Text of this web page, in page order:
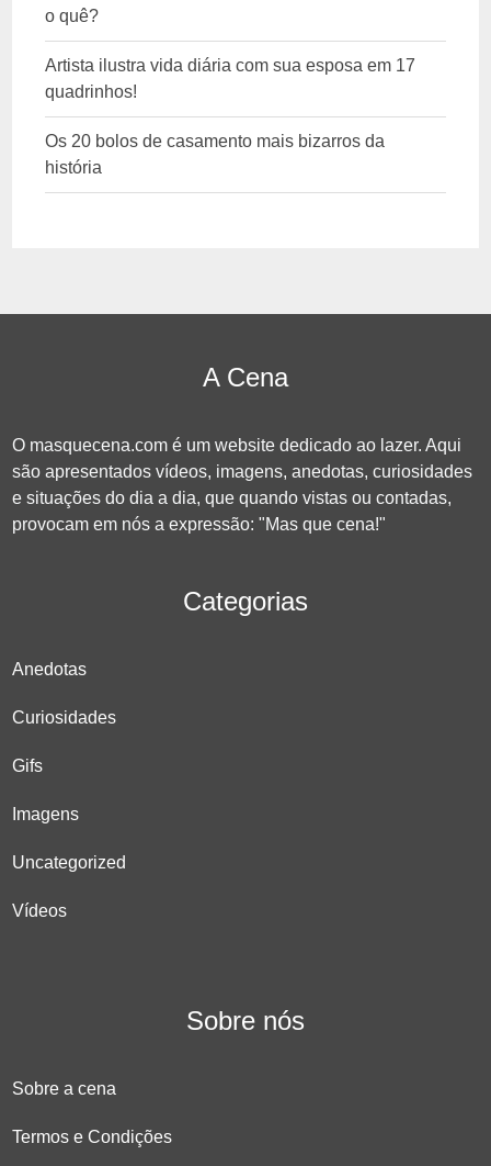
o quê?
Artista ilustra vida diária com sua esposa em 17
quadrinhos!
Os 20 bolos de casamento mais bizarros da
história
A Cena
O masquecena.com é um website dedicado ao lazer. Aqui
são apresentados vídeos, imagens, anedotas, curiosidades
e situações do dia a dia, que quando vistas ou contadas,
provocam em nós a expressão: "Mas que cena!"
Categorias
Anedotas
Curiosidades
Gifs
Imagens
Uncategorized
Vídeos
Sobre nós
Sobre a cena
Termos e Condições